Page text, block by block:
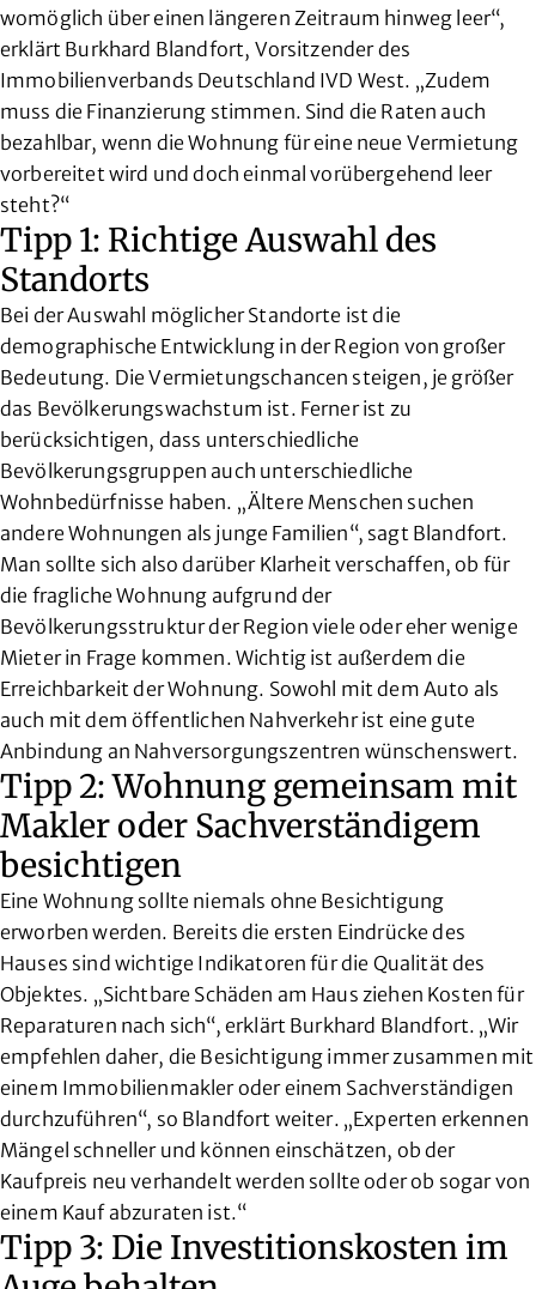
womöglich über einen längeren Zeitraum hinweg leer“,
erklärt Burkhard Blandfort, Vorsitzender des
Immobilienverbands Deutschland IVD West. „Zudem
muss die Finanzierung stimmen. Sind die Raten auch
bezahlbar, wenn die Wohnung für eine neue Vermietung
vorbereitet wird und doch einmal vorübergehend leer
steht?“
Tipp 1: Richtige Auswahl des
Standorts
Bei der Auswahl möglicher Standorte ist die
demographische Entwicklung in der Region von großer
Bedeutung. Die Vermietungschancen steigen, je größer
das Bevölkerungswachstum ist. Ferner ist zu
berücksichtigen, dass unterschiedliche
Bevölkerungsgruppen auch unterschiedliche
Wohnbedürfnisse haben. „Ältere Menschen suchen
andere Wohnungen als junge Familien“, sagt Blandfort.
Man sollte sich also darüber Klarheit verschaffen, ob für
die fragliche Wohnung aufgrund der
Bevölkerungsstruktur der Region viele oder eher wenige
Mieter in Frage kommen. Wichtig ist außerdem die
Erreichbarkeit der Wohnung. Sowohl mit dem Auto als
auch mit dem öffentlichen Nahverkehr ist eine gute
Anbindung an Nahversorgungszentren wünschenswert.
Tipp 2: Wohnung gemeinsam mit
Makler oder Sachverständigem
besichtigen
Eine Wohnung sollte niemals ohne Besichtigung
erworben werden. Bereits die ersten Eindrücke des
Hauses sind wichtige Indikatoren für die Qualität des
Objektes. „Sichtbare Schäden am Haus ziehen Kosten für
Reparaturen nach sich“, erklärt Burkhard Blandfort. „Wir
empfehlen daher, die Besichtigung immer zusammen mit
einem Immobilienmakler oder einem Sachverständigen
durchzuführen“, so Blandfort weiter. „Experten erkennen
Mängel schneller und können einschätzen, ob der
Kaufpreis neu verhandelt werden sollte oder ob sogar von
einem Kauf abzuraten ist.“
Tipp 3: Die Investitionskosten im